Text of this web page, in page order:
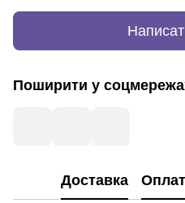
Поширити у
Доставка